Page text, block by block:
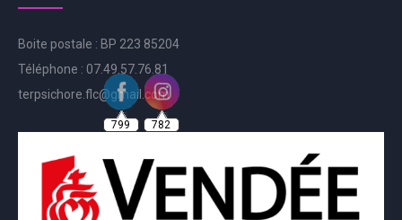
Boite postale : BP 223 85204
Téléphone : 07.49.57.76.81
terpsichore.flc@gmail.com
799 782